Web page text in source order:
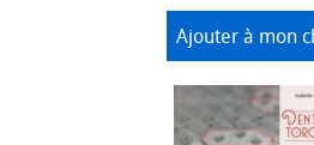
Ajouter à mon